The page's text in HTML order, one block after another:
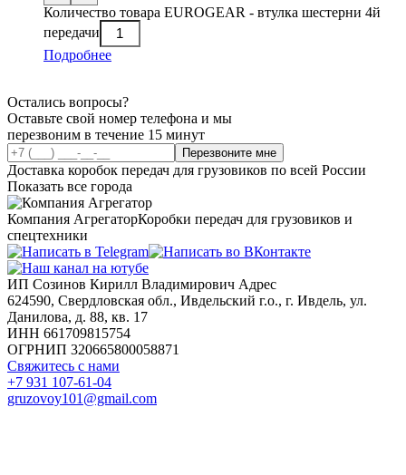
Количество товара EUROGEAR - втулка шестерни 4й
передачи
Подробнее
Остались вопросы?
Оставьте свой номер телефона и мы
перезвоним в течение 15 минут
Перезвоните мне
Доставка коробок передач для грузовиков по всей России
Показать все города
Компания АгрегаторКоробки передач для грузовиков и
спецтехники
ИП Созинов Кирилл Владимирович Адрес
624590, Свердловская обл., Ивдельский г.о., г. Ивдель, ул.
Данилова, д. 88, кв. 17
ИНН 661709815754
ОГРНИП 320665800058871
Свяжитесь с нами
+7 931 107-61-04
gruzovoy101@gmail.com